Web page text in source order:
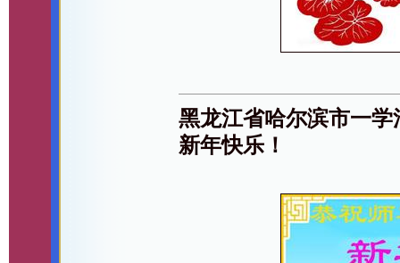
黑龙江省哈尔滨市一
新年快乐！